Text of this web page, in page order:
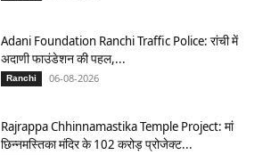
Adani Foundation Ranchi Traffic Police: रांची में
अदाणी फाउंडेशन की पहल,...
Ranchi 06-08-2026
Rajrappa Chhinnamastika Temple Project: मां
छिन्नमस्तिका मंदिर के 102 करोड़ प्रोजेक्ट...